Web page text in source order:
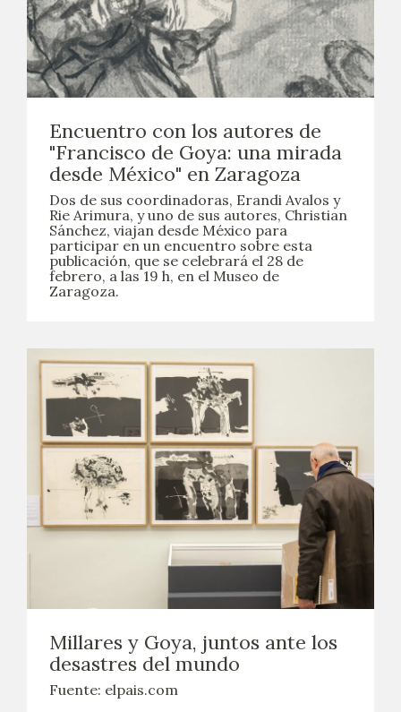
Encuentro con los autores de
"Francisco de Goya: una mirada
desde México" en Zaragoza
Dos de sus coordinadoras, Erandi Avalos y
Rie Arimura, y uno de sus autores, Christian
Sánchez, viajan desde México para
participar en un encuentro sobre esta
publicación, que se celebrará el 28 de
febrero, a las 19 h, en el Museo de
Zaragoza.
Millares y Goya, juntos ante los
desastres del mundo
Fuente: elpais.com